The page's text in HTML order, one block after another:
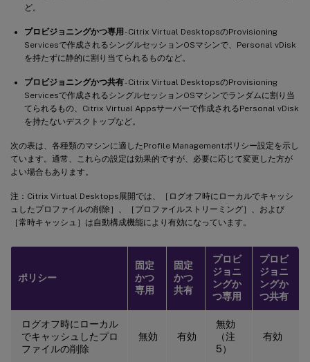
ど。
プロビジョニングかつ専用- Citrix Virtual DesktopsのProvisioning
Servicesで作成されるシングルセッションOSマシンで、Personal vDisk
を持たずに静的に割り当てられるものなど。
プロビジョニングかつ共有- Citrix Virtual DesktopsのProvisioning
Servicesで作成されるシングルセッションOSマシンでランダムに割り当
てられるもの、Citrix Virtual Appsサーバーで作成されるPersonal vDisk
を持たないデスクトップなど。
次の表は、各種類のマシンに適したProfile Managementポリシー設定を示し
ています。通常、これらの設定は効果的ですが、必要に応じて変更した方が
よい場合もあります。
注：Citrix Virtual Desktops展開では、［ログオフ時にローカルでキャッシ
ュしたプロファイルの削除］、［プロファイルストリーミング］、および
［常時キャッシュ］は自動構成機能により有効になっています。
ポリシー
固定
かつ
専用
固定
かつ
共有
プロビ
ジョニ
ングか
つ専用
プロビ
ジョニ
ングか
つ共有
ログオフ時にローカル
でキャッシュしたプロ
ファイルの削除
無効 有効
無効
（注
5）
有効